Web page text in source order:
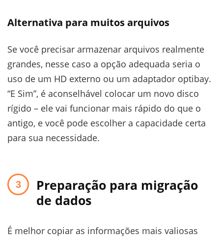
Alternativa para muitos arquivos
Se você precisar armazenar arquivos realmente
grandes, nesse caso a opção adequada seria o
uso de um HD externo ou um adaptador optibay.
“E Sim”, é aconselhável colocar um novo disco
rígido – ele vai funcionar mais rápido do que o
antigo, e você pode escolher a capacidade certa
para sua necessidade.
Preparação para migração
de dados
É melhor copiar as informações mais valiosas